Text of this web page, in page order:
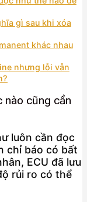
gì sau khi xóa
khác nhau
nhưng lỗi vẫn
nào cũng cần
luôn cần đọc
chỉ báo có bất
ECU đã lưu
rủi ro có thể